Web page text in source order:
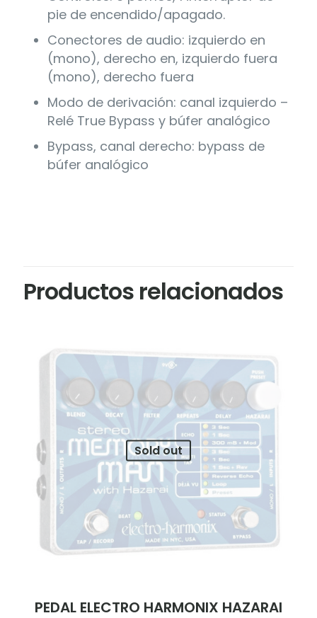
pie de encendido/apagado.
Conectores de audio: izquierdo en
(mono), derecho en, izquierdo fuera
(mono), derecho fuera
Modo de derivación: canal izquierdo –
Relé True Bypass y búfer analógico
Bypass, canal derecho: bypass de
búfer analógico
Productos relacionados
Sold out
PEDAL ELECTRO HARMONIX HAZARAI